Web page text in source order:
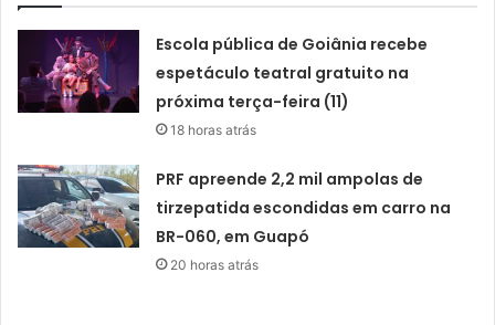
Escola pública de Goiânia recebe
espetáculo teatral gratuito na
próxima terça-feira (11)
18 horas atrás
PRF apreende 2,2 mil ampolas de
tirzepatida escondidas em carro na
BR-060, em Guapó
20 horas atrás